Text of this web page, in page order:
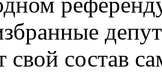
свой состав